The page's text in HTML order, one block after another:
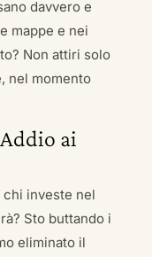
davvero e
mappe e nei
Non attiri solo
nel momento
ai
chi investe nel
Sto buttando i
eliminato il